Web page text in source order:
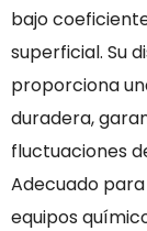
bajo
superficial. Su
proporciona
duradera,
fluctuaciones
Adecuado
equipos